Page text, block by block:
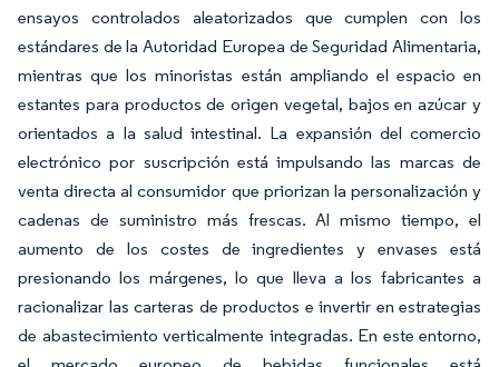
ensayos controlados aleatorizados que cumplen con los
estándares de la Autoridad Europea de Seguridad Alimentaria,
mientras que los minoristas están ampliando el espacio en
estantes para productos de origen vegetal, bajos en azúcar y
orientados a la salud intestinal. La expansión del comercio
electrónico por suscripción está impulsando las marcas de
venta directa al consumidor que priorizan la personalización y
cadenas de suministro más frescas. Al mismo tiempo, el
aumento de los costes de ingredientes y envases está
presionando los márgenes, lo que lleva a los fabricantes a
racionalizar las carteras de productos e invertir en estrategias
de abastecimiento verticalmente integradas. En este entorno,